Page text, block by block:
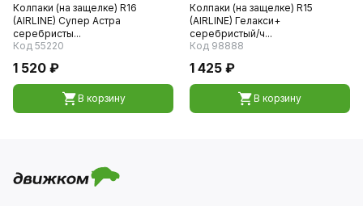
Колпаки (на защелке) R16
(AIRLINE) Супер Астра
серебристы...
Код 55220
1 520 ₽
В корзину
Колпаки (на защелке) R15
(AIRLINE) Гелакси+
серебристый/ч...
Код 98888
1 425 ₽
В корзину